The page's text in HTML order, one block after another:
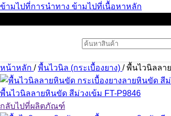
ข้ามไปที่การนำทาง ข้ามไปที่เนื้อหาหลัก
หน้าหลัก / พื้นไวนิล (กระเบื้องยาง) / พื้นไวนิลลา
พื้นไวนิลลายหินขัด สีม่วงเข้ม FT-P9846
กลับไปที่ผลิตภัณฑ์